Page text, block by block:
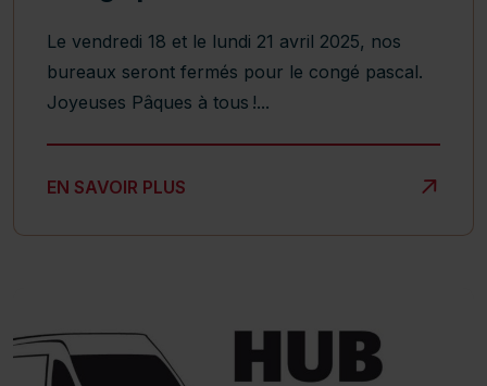
Le vendredi 18 et le lundi 21 avril 2025, nos
bureaux seront fermés pour le congé pascal.
Joyeuses Pâques à tous !...
EN SAVOIR PLUS
CONGÉ PASCAL